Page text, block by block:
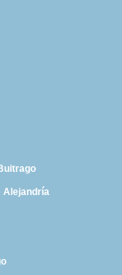
Alejandría